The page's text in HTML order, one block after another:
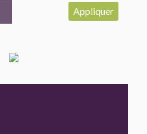
Appliquer